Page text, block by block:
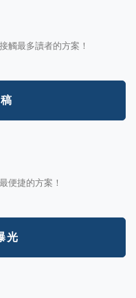
觸最多讀者的方案！
便捷的方案！
光